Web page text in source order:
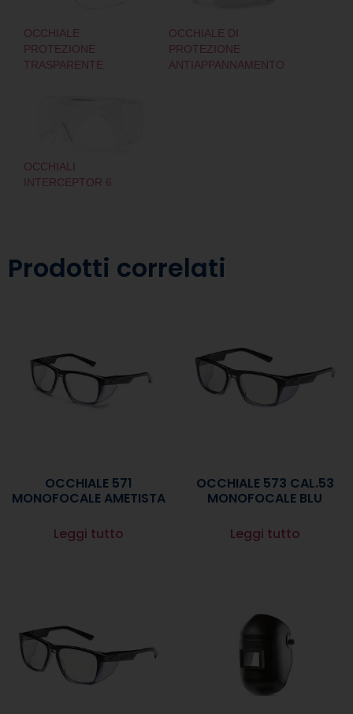
OCCHIALE
PROTEZIONE
TRASPARENTE
OCCHIALE DI
PROTEZIONE
ANTIAPPANNAMENTO
OCCHIALI
INTERCEPTOR 6
Prodotti correlati
OCCHIALE 571
MONOFOCALE AMETISTA
Leggi tutto
OCCHIALE 573 CAL.53
MONOFOCALE BLU
Leggi tutto